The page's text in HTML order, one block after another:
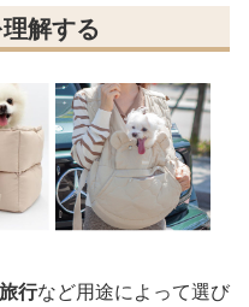
解する
行など用途によって選び